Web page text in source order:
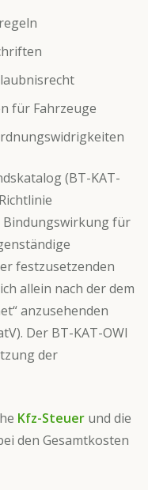
für Fahrzeuge
(BT-KAT-
Bindungswirkung für
festzusetzenden
allein nach der dem
anzusehenden
Der BT-KAT-OWI
der
Kfz-Steuer und die
den Gesamtkosten